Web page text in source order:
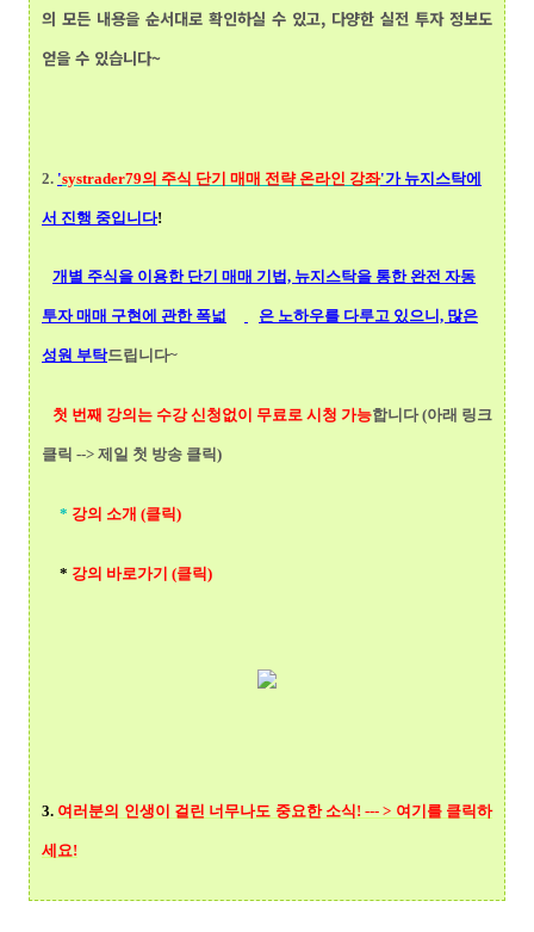
의 모든 내용을 순서대로 확인하실 수 있고, 다양한 실전 투자 정보도
얻을 수 있습니다~
2. 'systrader79의 주식 단기 매매 전략 온라인 강좌'가 뉴지스탁에
서 진행 중입니다!
개별 주식을 이용한 단기 매매 기법, 뉴지스탁을 통한 완전 자동
투자 매매 구현에 관한 폭넓 은 노하우를 다루고 있으니, 많은
성원 부탁드립니다~
첫 번째 강의는 수강 신청없이 무료로 시청 가능합니다 (아래 링크
클릭 --> 제일 첫 방송 클릭)
* 강의 소개 (클릭)
* 강의 바로가기 (클릭)
3. 여러분의 인생이 걸린 너무나도 중요한 소식! --- > 여기를 클릭하
세요!